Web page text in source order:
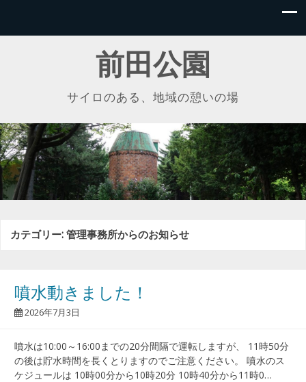
前田公園
サイロのある、地域の憩いの場
カテゴリー:管理事務所からのお知らせ
噴水動きました！
2026年7月3日
噴水は10:00～16:00までの20分間隔で運転しますが、 11時50分
の後は貯水時間を長くとりますのでご注意ください。 噴水のス
ケジュールは 10時00分から10時20分 10時40分から11時0…